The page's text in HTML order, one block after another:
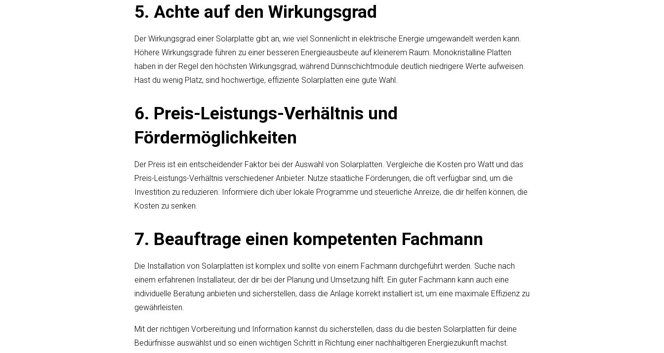
5. Achte auf den Wirkungsgrad
Der Wirkungsgrad einer Solarplatte gibt an, wie viel Sonnenlicht in elektrische Energie umgewandelt werden kann.
Höhere Wirkungsgrade führen zu einer besseren Energieausbeute auf kleinerem Raum. Monokristalline Platten
haben in der Regel den höchsten Wirkungsgrad, während Dünnschichtmodule deutlich niedrigere Werte aufweisen.
Hast du wenig Platz, sind hochwertige, effiziente Solarplatten eine gute Wahl.
6. Preis-Leistungs-Verhältnis und
Fördermöglichkeiten
Der Preis ist ein entscheidender Faktor bei der Auswahl von Solarplatten. Vergleiche die Kosten pro Watt und das
Preis-Leistungs-Verhältnis verschiedener Anbieter. Nutze staatliche Förderungen, die oft verfügbar sind, um die
Investition zu reduzieren. Informiere dich über lokale Programme und steuerliche Anreize, die dir helfen können, die
Kosten zu senken.
7. Beauftrage einen kompetenten Fachmann
Die Installation von Solarplatten ist komplex und sollte von einem Fachmann durchgeführt werden. Suche nach
einem erfahrenen Installateur, der dir bei der Planung und Umsetzung hilft. Ein guter Fachmann kann auch eine
individuelle Beratung anbieten und sicherstellen, dass die Anlage korrekt installiert ist, um eine maximale Effizienz zu
gewährleisten.
Mit der richtigen Vorbereitung und Information kannst du sicherstellen, dass du die besten Solarplatten für deine
Bedürfnisse auswählst und so einen wichtigen Schritt in Richtung einer nachhaltigeren Energiezukunft machst.